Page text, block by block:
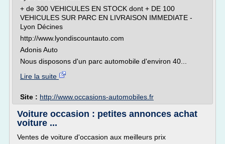
+ de 300 VEHICULES EN STOCK dont + DE 100
VEHICULES SUR PARC EN LIVRAISON IMMEDIATE -
Lyon Décines
http://www.lyondiscountauto.com
Adonis Auto
Nous disposons d'un parc automobile d'environ 40...
Lire la suite
Site : http://www.occasions-automobiles.fr
Voiture occasion : petites annonces achat
voiture ...
Ventes de voiture d'occasion aux meilleurs prix